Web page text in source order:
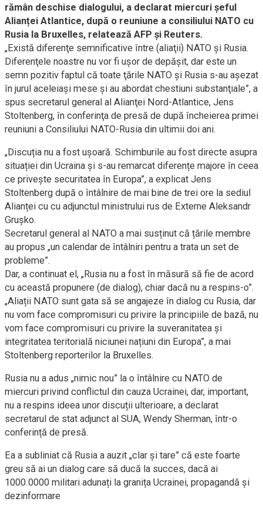
rămân deschise dialogului, a declarat miercuri șeful
Alianței Atlantice, după o reuniune a consiliului NATO cu
Rusia la Bruxelles, relatează AFP și Reuters.
„Există diferenţe semnificative între (aliaţii) NATO şi Rusia.
Diferenţele noastre nu vor fi uşor de depăşit, dar este un
semn pozitiv faptul că toate ţările NATO şi Rusia s-au aşezat
în jurul aceleiaşi mese şi au abordat chestiuni substanţiale”, a
spus secretarul general al Alianţei Nord-Atlantice, Jens
Stoltenberg, în conferinţa de presă de după încheierea primei
reuniuni a Consiliului NATO-Rusia din ultimii doi ani.
„Discuția nu a fost ușoară. Schimburile au fost directe asupra
situației din Ucraina și s-au remarcat diferențe majore în ceea
ce privește securitatea în Europa”, a explicat Jens
Stoltenberg după o întâlnire de mai bine de trei ore la sediul
Alianței cu cu adjunctul ministrului rus de Externe Aleksandr
Gruşko.
Secretarul general al NATO a mai susținut că țările membre
au propus „un calendar de întâlniri pentru a trata un set de
probleme”.
Dar, a continuat el, „Rusia nu a fost în măsură să fie de acord
cu această propunere (de dialog), chiar dacă nu a respins-o”.
„Aliații NATO sunt gata să se angajeze în dialog cu Rusia, dar
nu vom face compromisuri cu privire la principiile de bază, nu
vom face compromisuri cu privire la suveranitatea și
integritatea teritorială niciunei națiuni din Europa”, a mai
Stoltenberg reporterilor la Bruxelles.
Rusia nu a adus „nimic nou” la o întâlnire cu NATO de
miercuri privind conflictul din cauza Ucrainei, dar, important,
nu a respins ideea unor discuții ulterioare, a declarat
secretarul de stat adjunct al SUA, Wendy Sherman, într-o
conferință de presă.
Ea a subliniat că Rusia a auzit „clar și tare” că este foarte
greu să ai un dialog care să ducă la succes, dacă ai
1000.0000 militari adunați la granița Ucrainei, propagandă și
dezinformare